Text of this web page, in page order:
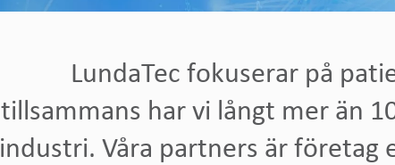
LundaTec fokuserar på
tillsammans har vi långt mer än
industri. Våra partners är företag